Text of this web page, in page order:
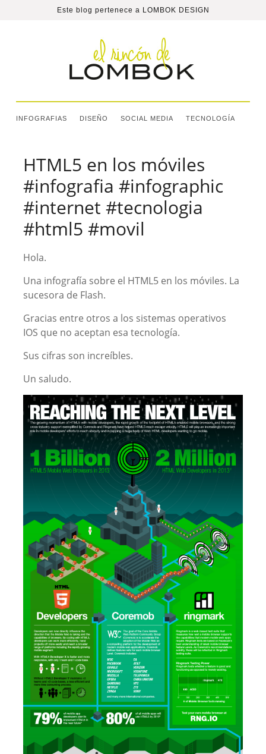
Este blog pertenece a LOMBOK DESIGN
INFOGRAFIAS DISEÑO SOCIAL MEDIA TECNOLOGÍA
HTML5 en los móviles
#infografia #infographic
#internet #tecnologia
#html5 #movil
Hola.
Una infografía sobre el HTML5 en los móviles. La
sucesora de Flash.
Gracias entre otros a los sistemas operativos
IOS que no aceptan esa tecnología.
Sus cifras son increíbles.
Un saludo.